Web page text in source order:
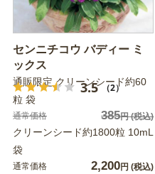
センニチコウ バディー ミ
ックス
3.5 （2）
通販限定 クリーンシード約60
粒 袋
通常価格 385円(税込)
クリーンシード約1800粒 10mL
袋
通常価格 2,200円 (税込)